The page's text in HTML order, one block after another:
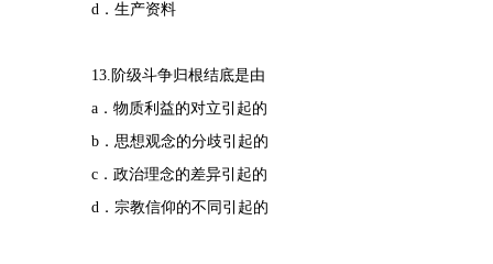
d．生产资料
13.阶级斗争归根结底是由
a．物质利益的对立引起的
b．思想观念的分歧引起的
c．政治理念的差异引起的
d．宗教信仰的不同引起的